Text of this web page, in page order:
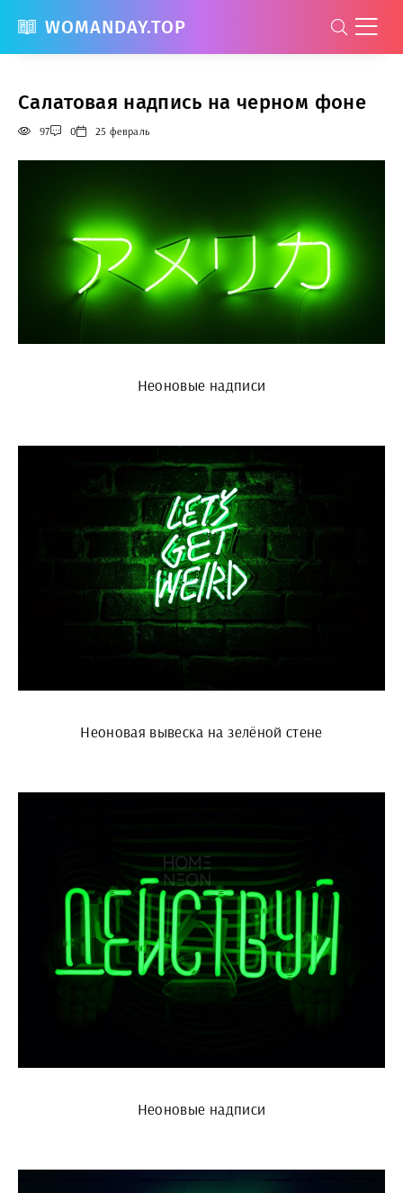
WOMANDAY.TOP
Салатовая надпись на черном фоне
97 0 25 февраль
Неоновые надписи
Неоновая вывеска на зелёной стене
Неоновые надписи